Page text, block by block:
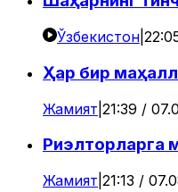
Ўзбекистон
Ҳар бир
Жамият 21:39 /
Риэлторларга
Жамият 21:13 /